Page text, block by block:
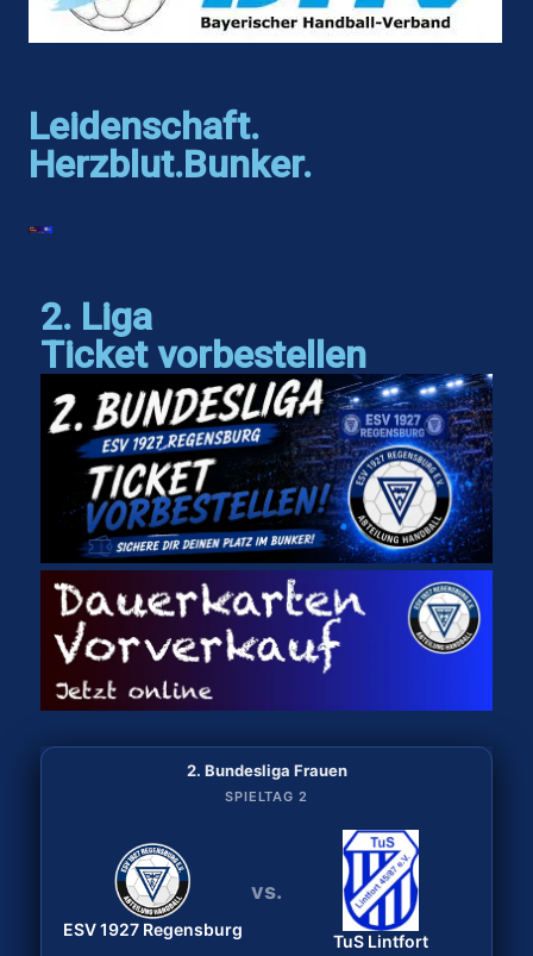
Leidenschaft.
Herzblut.Bunker.
2. Liga
Ticket vorbestellen
2. Bundesliga Frauen
SPIELTAG 1
Bergischer HC
ESV 1927 Regensburg
2. Bundesliga Frauen
SPIELTAG 2
ESV 1927 Regensburg
vs.
TuS Lintfort